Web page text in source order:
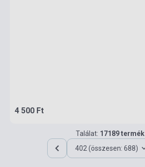
4 500 Ft
Találat: 17189 termék
402 (összesen: 688)